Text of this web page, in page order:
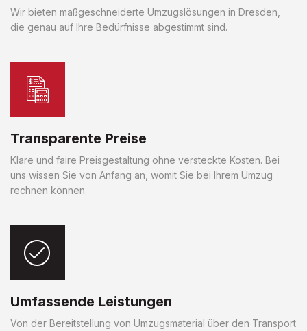
Wir bieten maßgeschneiderte Umzugslösungen in Dresden,
die genau auf Ihre Bedürfnisse abgestimmt sind.
Transparente Preise
Klare und faire Preisgestaltung ohne versteckte Kosten. Bei
uns wissen Sie von Anfang an, womit Sie bei Ihrem Umzug
rechnen können.
Umfassende Leistungen
Von der Bereitstellung von Umzugsmaterial über den Transport